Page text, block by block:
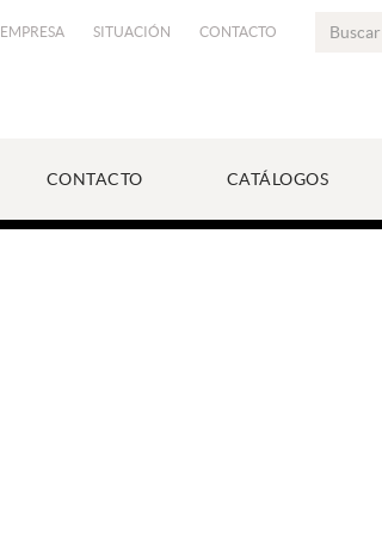
EMPRESA SITUACIÓN CONTACTO
CONTACTO CATÁLOGOS